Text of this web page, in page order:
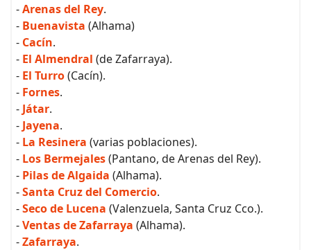
-Arenas del Rey.
- Buenavista (Alhama)
- Cacín.
- El Almendral (de Zafarraya).
- El Turro(Cacín).
- Fornes.
- Játar.
- Jayena.
- La Resinera (varias poblaciones).
- Los Bermejales(Pantano, de Arenas del Rey).
- Pilas de Algaida (Alhama).
-Santa Cruz del Comercio.
-Seco de Lucena (Valenzuela, Santa Cruz Cco.).
-Ventas de Zafarraya (Alhama).
-Zafarraya.